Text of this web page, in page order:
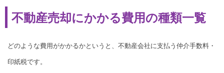
不動産売却にかかる費用の種類一覧
どのような費用がかかるかというと、不動産会社に支払う仲介手数料・
印紙税です。